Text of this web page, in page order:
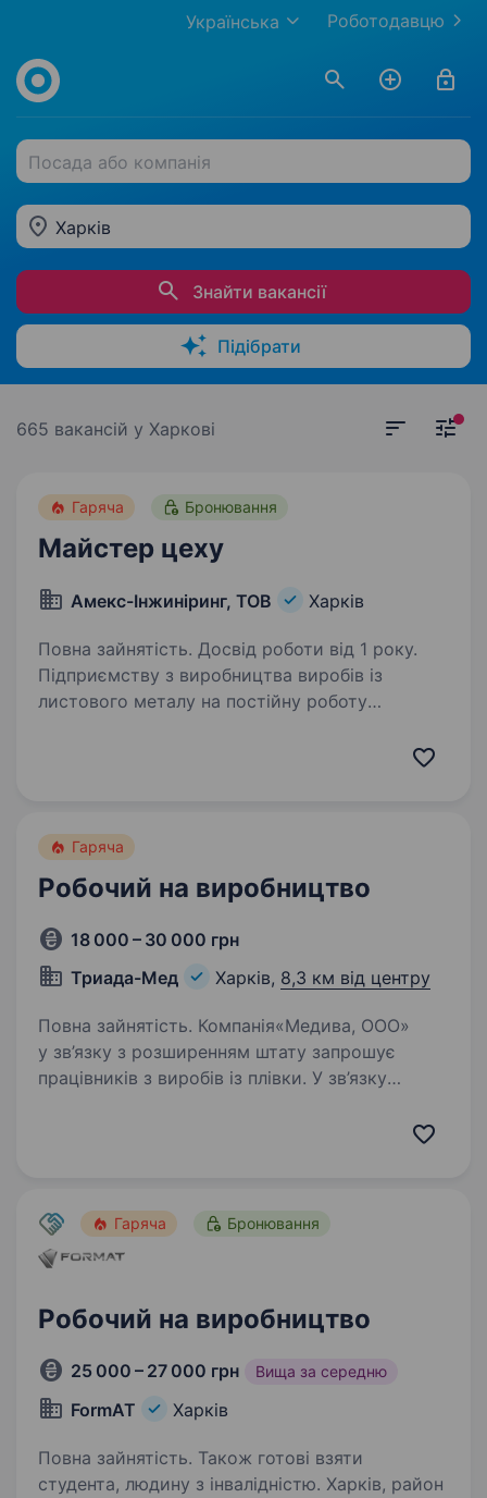
Роботодавцю
Українська
Посада або компанія
Харків
Знайти вакансії
Підібрати
665 вакансій у Харкові
Гаряча Бронювання
Майстер цеху
Амекс-Інжиніринг, ТОВ Харків
Повна зайнятість. Досвід роботи від 1 року.
Підприємству з виробництва виробів із
листового металу на постійну роботу
ЗП висока, стабільна, соц. пакет. Район заводу
Гаряча
Робочий на виробництво
18 000 – 30 000 грн
Триада-Мед
Харків, 8,3 км від центру
Повна зайнятість. Компанія«Медива, ООО»
у зв’язку з розширенням штату запрошує
працівників з виробів із плівки. У зв’язку
Гаряча Бронювання
Робочий на виробництво
25 000 – 27 000 грн Вища за середню
FormAT Харків
Повна зайнятість. Також готові взяти
студента, людину з інвалідністю. Харків, район